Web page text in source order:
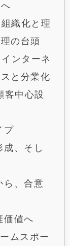
織化と理
の台頭
ンターネ
と分業化
客中心設
プ
、そし
ら、合意
価値へ
ムスポー